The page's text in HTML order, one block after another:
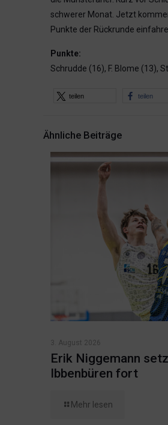
schwerer Monat. Jetzt
Punkte der Rückrunde
Punkte:
Schrudde (16), F. Blome (13),
teilen teilen
Ähnliche Beiträge
3. August 2026
Erik Niggemann
Ibbenbüren fort
Mehr lesen